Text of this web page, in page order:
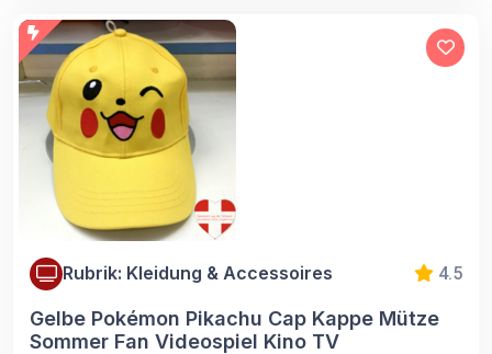
Rubrik: Kleidung & Accessoires 4.5
Gelbe Pokémon Pikachu Cap Kappe Mütze
Sommer Fan Videospiel Kino TV